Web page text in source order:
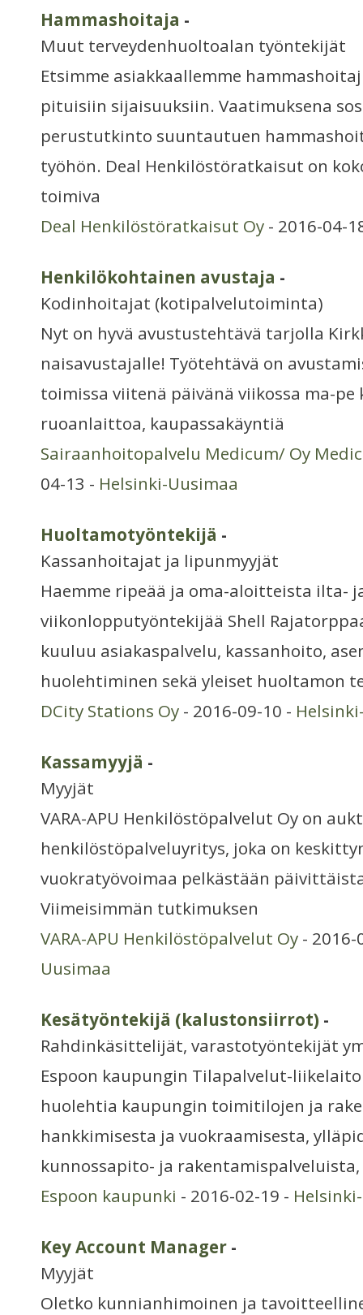
Hammashoitaja -
Muut terveydenhuoltoalan työntekijät
Etsimme asiakkaallemme
pituisiin sijaisuuksiin. Vaatimuksena
perustutkinto suuntautuen
työhön. Deal Henkilöstöratkaisut on
toimiva
Deal Henkilöstöratkaisut Oy - 2016-04-
Henkilökohtainen avustaja -
Kodinhoitajat (kotipalvelutoiminta)
Nyt on hyvä avustustehtävä tarjolla
naisavustajalle! Työtehtävä on
toimissa viitenä päivänä viikossa ma-pe
ruoanlaittoa, kaupassakäyntiä
Sairaanhoitopalvelu Medicum/ Oy
04-13 - Helsinki-Uusimaa
Huoltamotyöntekijä -
Kassanhoitajat ja lipunmyyjät
Haemme ripeää ja oma-aloitteista ilta-
viikonlopputyöntekijää Shell
kuuluu asiakaspalvelu, kassanhoito,
huolehtiminen sekä yleiset huoltamon
DCity Stations Oy - 2016-09-10 -
Kassamyyjä -
Myyjät
VARA-APU Henkilöstöpalvelut Oy on
henkilöstöpalveluyritys, joka on
vuokratyövoimaa pelkästään
Viimeisimmän tutkimuksen
VARA-APU Henkilöstöpalvelut Oy -
Uusimaa
Kesätyöntekijä (kalustonsiirrot) -
Rahdinkäsittelijät, varastotyöntekijät
Espoon kaupungin Tilapalvelut-
huolehtia kaupungin toimitilojen ja
hankkimisesta ja vuokraamisesta,
kunnossapito- ja
Espoon kaupunki - 2016-02-19 -
Key Account Manager -
Myyjät
Oletko kunnianhimoinen ja